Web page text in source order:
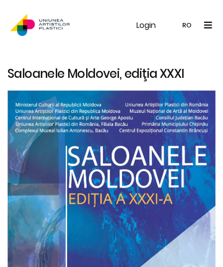
Login RO
EN
UAP Galerie Noutăți
Saloanele Moldovei, ediţia XXXI